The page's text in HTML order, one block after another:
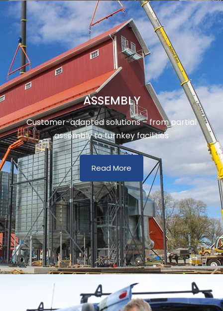
ASSEMBLY
Customer-adapted solutions – from partial
assembly to turnkey facilities
Read More